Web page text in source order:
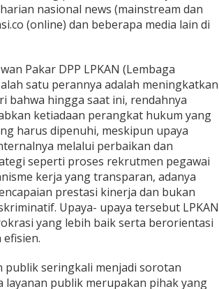
nasional news (mainstream dan
(online) dan beberapa media lain di
Pakar DPP LPKAN (Lembaga
satu perannya adalah meningkatkan
bahwa hingga saat ini, rendahnya
ketiadaan perangkat hukum yang
harus dipenuhi, meskipun upaya
melalui perbaikan dan
seperti proses rekrutmen pegawai
kerja yang transparan, adanya
prestasi kinerja dan bukan
Upaya- upaya tersebut LPKAN
yang lebih baik serta berorientasi
publik seringkali menjadi sorotan
layanan publik merupakan pihak yang